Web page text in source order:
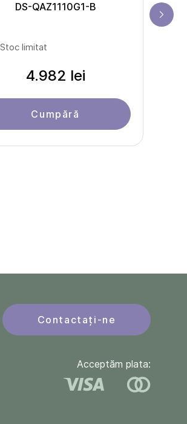
DS-QAZ1110G1-B
Stoc limitat
4.982 lei
Cumpără
Contactați-ne
Acceptăm plata: